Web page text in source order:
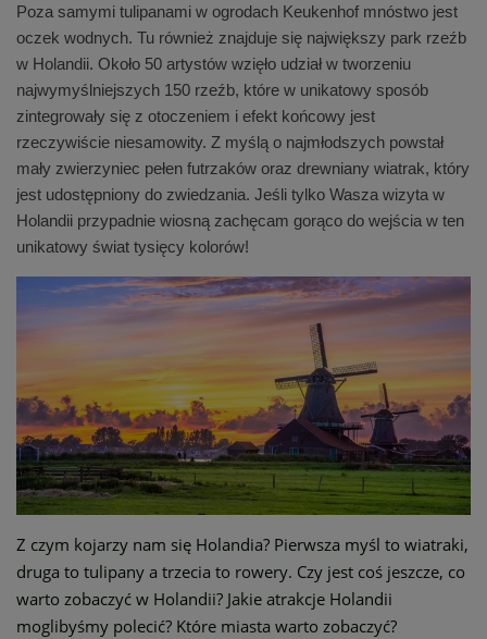
Poza samymi tulipanami w ogrodach Keukenhof mnóstwo jest
oczek wodnych. Tu również znajduje się największy park rzeźb
w Holandii. Około 50 artystów wzięło udział w tworzeniu
najwymyślniejszych 150 rzeźb, które w unikatowy sposób
zintegrowały się z otoczeniem i efekt końcowy jest
rzeczywiście niesamowity. Z myślą o najmłodszych powstał
mały zwierzyniec pełen futrzaków oraz drewniany wiatrak, który
jest udostępniony do zwiedzania. Jeśli tylko Wasza wizyta w
Holandii przypadnie wiosną zachęcam gorąco do wejścia w ten
unikatowy świat tysięcy kolorów!
Z czym kojarzy nam się Holandia? Pierwsza myśl to wiatraki,
druga to tulipany a trzecia to rowery. Czy jest coś jeszcze, co
warto zobaczyć w Holandii? Jakie atrakcje Holandii
moglibyśmy polecić? Które miasta warto zobaczyć?